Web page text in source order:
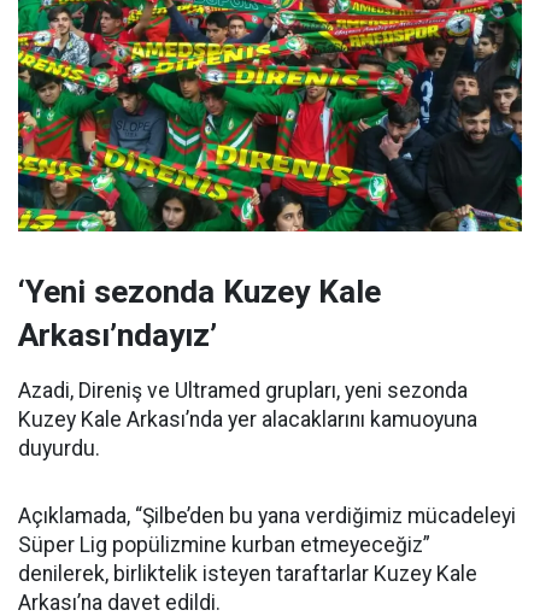
‘Yeni sezonda Kuzey Kale
Arkası’ndayız’
Azadi, Direniş ve Ultramed grupları, yeni sezonda
Kuzey Kale Arkası’nda yer alacaklarını kamuoyuna
duyurdu.
Açıklamada, “Şilbe’den bu yana verdiğimiz mücadeleyi
Süper Lig popülizmine kurban etmeyeceğiz”
denilerek, birliktelik isteyen taraftarlar Kuzey Kale
Arkası’na davet edildi.